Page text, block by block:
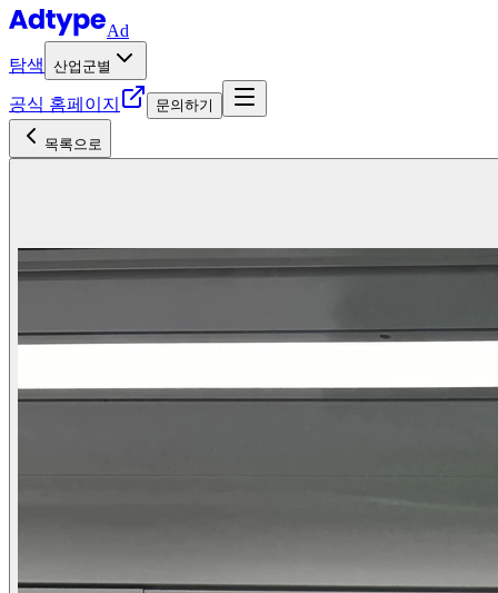
Ad
탐색
산업군별
공식 홈페이지 문의하기
목록으로